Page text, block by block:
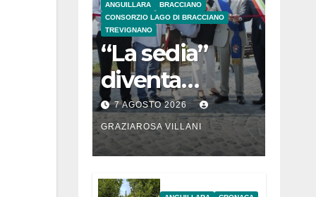
ANGUILLARA
BRACCIANO
CONSORZIO LAGO DI BRACCIANO
TREVIGNANO
“La sedia”
diventa
Belvedere sul
lago di
Bracciano: ieri
l’inaugurazion
7 AGOSTO 2026
GRAZIAROSA VILLANI